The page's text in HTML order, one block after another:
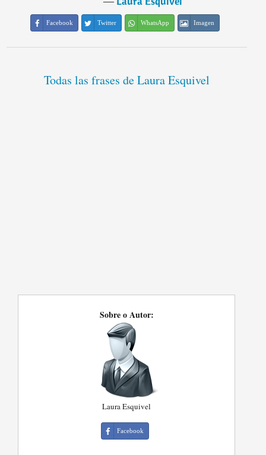
Facebook Twitter WhatsApp Imagen
Todas las frases de Laura Esquivel
Sobre o Autor:
Laura Esquivel
Facebook